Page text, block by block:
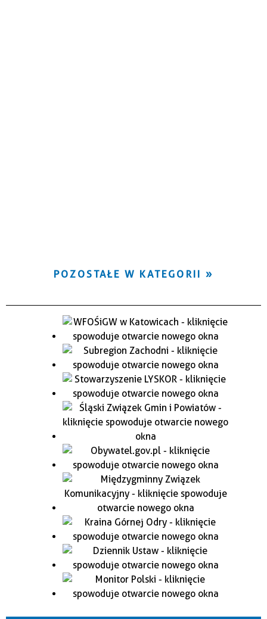
POZOSTAŁE W KATEGORII